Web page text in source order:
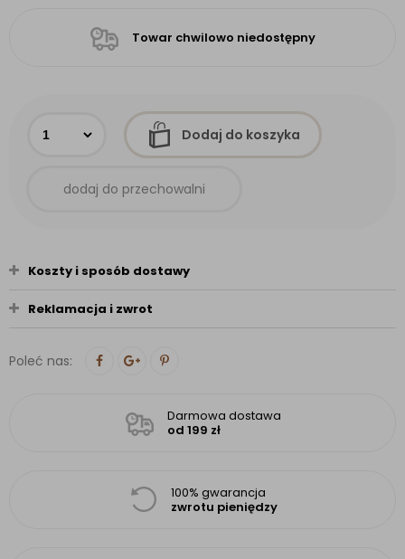
Towar chwilowo niedostępny
Dodaj do koszyka
dodaj do przechowalni
Koszty i sposób dostawy
Reklamacja i zwrot
Poleć nas:
Darmowa dostawa
od 199 zł
100% gwarancja
zwrotu pieniędzy